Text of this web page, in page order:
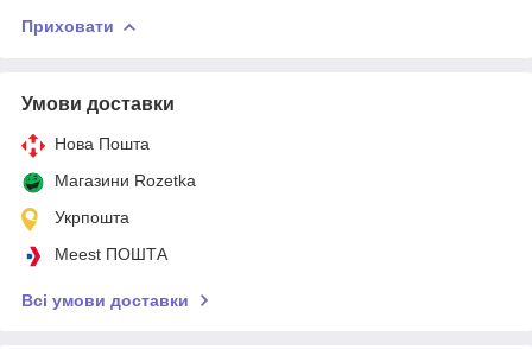
Приховати
Умови доставки
Нова Пошта
Магазини Rozetka
Укрпошта
Meest ПОШТА
Всі умови доставки